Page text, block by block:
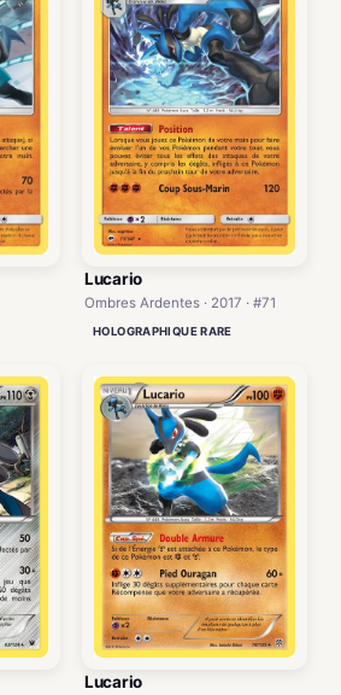
Lucario
Ombres Ardentes · 2017 · #71
HOLOGRAPHIQUE RARE
Lucario